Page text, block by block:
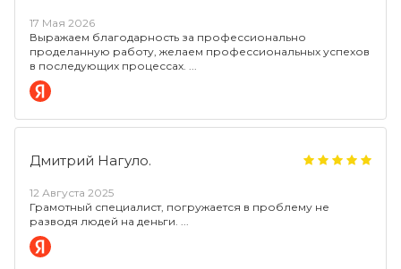
17 Мая 2026
Выражаем благодарность за профессионально
проделанную работу, желаем профессиональных успехов
в последующих процессах.
Дмитрий Нагуло.
12 Августа 2025
Грамотный специалист, погружается в проблему не
разводя людей на деньги.